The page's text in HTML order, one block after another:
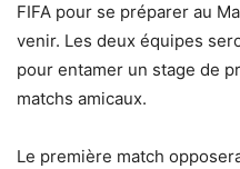
FIFA pour se préparer au
venir. Les deux équipes
pour entamer un stage de
matchs amicaux.
Le première match